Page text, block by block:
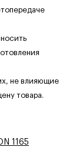
не влияющие
товара.
1165